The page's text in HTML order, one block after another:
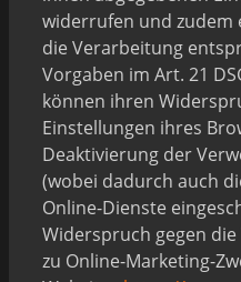
widerrufen und zudem
die Verarbeitung
Vorgaben im Art. 21
können ihren
Einstellungen ihres
Deaktivierung der
(wobei dadurch auch
Online-Dienste
Widerspruch gegen
zu Online-Marketing-